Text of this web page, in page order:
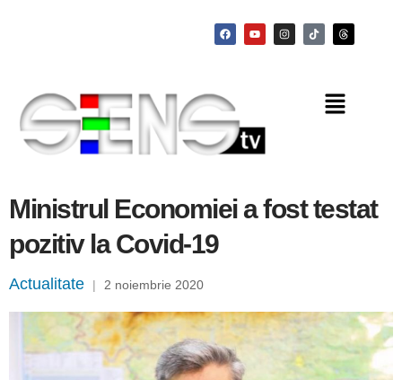
Ministrul Economiei a fost testat
pozitiv la Covid-19
Actualitate | 2 noiembrie 2020